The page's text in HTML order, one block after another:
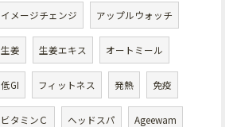
イメージチェンジ アップルウォッチ
生姜 生姜エキス オートミール
低GI フィットネス 発熱 免疫
ビタミンＣ ヘッドスパ Ageewam